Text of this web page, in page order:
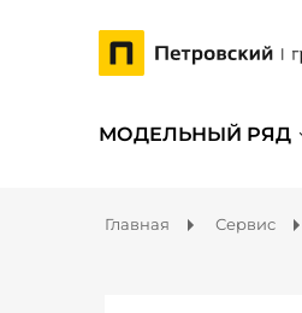
МОДЕЛЬНЫЙ РЯД
Главная Сервис